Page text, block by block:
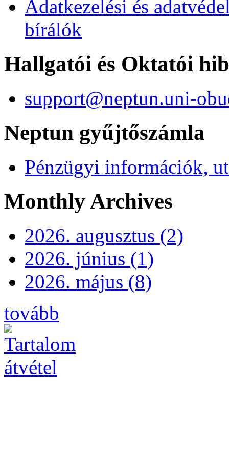
Adatkezelési és
bírálók
Hallgatói és Oktatói
support@neptun.uni-
Neptun gyűjtőszámla
Pénzügyi információk,
Monthly Archives
2026. augusztus (2)
2026. június (1)
2026. május (8)
tovább